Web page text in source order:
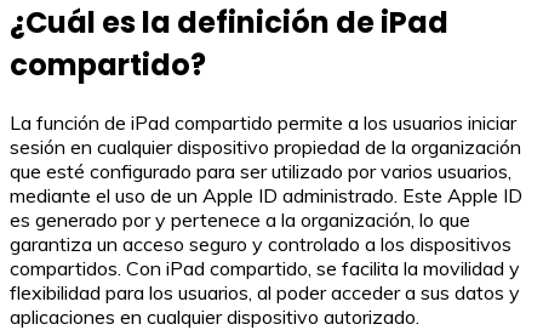
¿Cuál es la definición de iPad
compartido?
La función de iPad compartido permite a los usuarios iniciar
sesión en cualquier dispositivo propiedad de la organización
que esté configurado para ser utilizado por varios usuarios,
mediante el uso de un Apple ID administrado. Este Apple ID
es generado por y pertenece a la organización, lo que
garantiza un acceso seguro y controlado a los dispositivos
compartidos. Con iPad compartido, se facilita la movilidad y
flexibilidad para los usuarios, al poder acceder a sus datos y
aplicaciones en cualquier dispositivo autorizado.